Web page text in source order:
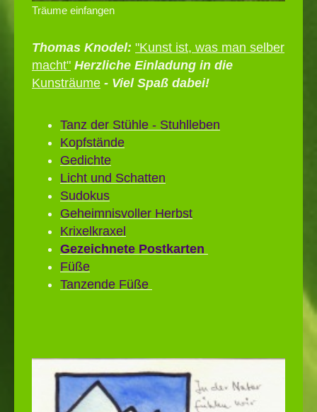
Träume einfangen
Thomas Knodel: "Kunst ist, was man selber
macht" Herzliche Einladung in die
Kunsträume - Viel Spaß dabei!
Tanz der Stühle - Stuhlleben
Kopfstände
Gedichte
Licht und Schatten
Sudokus
Geheimnisvoller Herbst
Krixelkraxel
Gezeichnete Postkarten
Füße
Tanzende Füße